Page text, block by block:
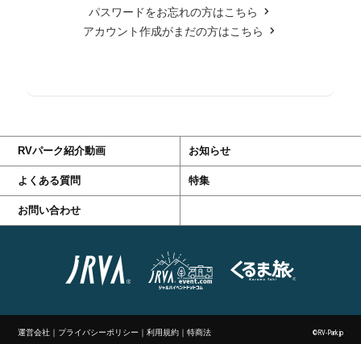
パスワードをお忘れの方はこちら
アカウント作成がまだの方はこちら
RVパーク紹介動画 お知らせ
よくある質問 特集
お問い合わせ
運営会社 ｜ プライバシーポリシー ｜利用規約 ｜特商法 ©RV-Park.jp